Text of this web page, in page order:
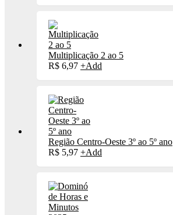
Multiplicação 2 ao 5
R$ 6,97 +Add
Região Centro-Oeste 3º ao 5º ano
R$ 5,97 +Add